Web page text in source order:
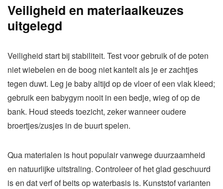
Veiligheid en materiaalkeuzes
uitgelegd
Veiligheid start bij stabiliteit. Test voor gebruik of de poten
niet wiebelen en de boog niet kantelt als je er zachtjes
tegen duwt. Leg je baby altijd op de vloer of een vlak kleed;
gebruik een babygym nooit in een bedje, wieg of op de
bank. Houd steeds toezicht, zeker wanneer oudere
broertjes/zusjes in de buurt spelen.
Qua materialen is hout populair vanwege duurzaamheid
en natuurlijke uitstraling. Controleer of het glad geschuurd
is en dat verf of beits op waterbasis is. Kunststof varianten